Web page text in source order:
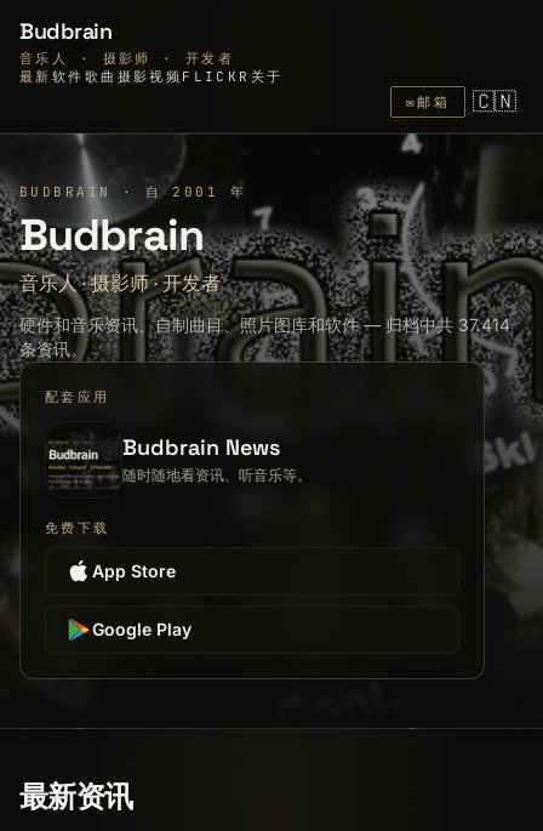
Budbrain
音乐人 · 摄影师 · 开发者
最新 软件 歌曲 摄影视频 FLICKR 关于
✉邮箱 🇨🇳
BUDBRAIN · 自 2001 年
Budbrain
音乐人·摄影师·开发者
硬件和音乐资讯、自制曲目、照片图库和软件 — 归档中共 37.414
条资讯。
配套应用
Budbrain News
随时随地看资讯、听音乐等。
免费下载
App Store
Google Play
最新资讯